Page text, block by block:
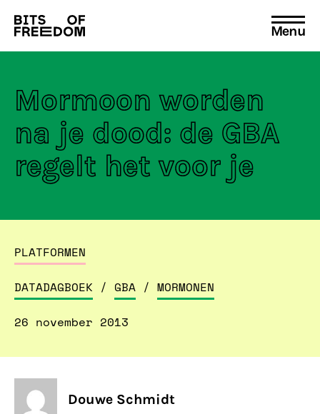
Search
for:
Menu
Mormoon worden
na je dood: de GBA
regelt het voor je
PLATFORMEN
DATADAGBOEK / GBA / MORMONEN
26 november 2013
Douwe Schmidt